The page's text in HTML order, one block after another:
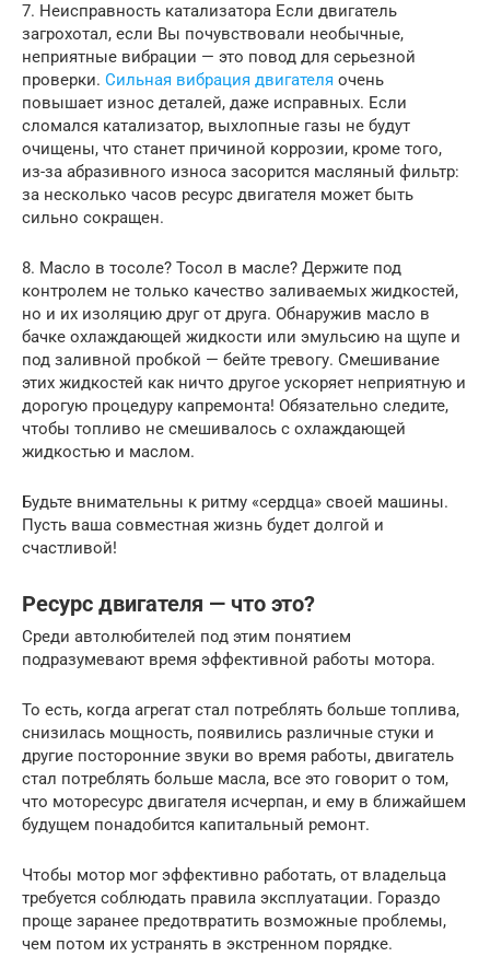
7. Неисправность катализатора Если двигатель
загрохотал, если Вы почувствовали необычные,
неприятные вибрации — это повод для серьезной
проверки. Сильная вибрация двигателя очень
повышает износ деталей, даже исправных. Если
сломался катализатор, выхлопные газы не будут
очищены, что станет причиной коррозии, кроме того,
из-за абразивного износа засорится масляный фильтр:
за несколько часов ресурс двигателя может быть
сильно сокращен.
8. Масло в тосоле? Тосол в масле? Держите под
контролем не только качество заливаемых жидкостей,
но и их изоляцию друг от друга. Обнаружив масло в
бачке охлаждающей жидкости или эмульсию на щупе и
под заливной пробкой — бейте тревогу. Смешивание
этих жидкостей как ничто другое ускоряет неприятную и
дорогую процедуру капремонта! Обязательно следите,
чтобы топливо не смешивалось с охлаждающей
жидкостью и маслом.
Будьте внимательны к ритму «сердца» своей машины.
Пусть ваша совместная жизнь будет долгой и
счастливой!
Ресурс двигателя — что это?
Среди автолюбителей под этим понятием
подразумевают время эффективной работы мотора.
То есть, когда агрегат стал потреблять больше топлива,
снизилась мощность, появились различные стуки и
другие посторонние звуки во время работы, двигатель
стал потреблять больше масла, все это говорит о том,
что моторесурс двигателя исчерпан, и ему в ближайшем
будущем понадобится капитальный ремонт.
Чтобы мотор мог эффективно работать, от владельца
требуется соблюдать правила эксплуатации. Гораздо
проще заранее предотвратить возможные проблемы,
чем потом их устранять в экстренном порядке.